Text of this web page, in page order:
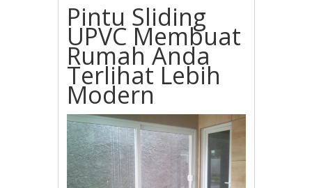
Pintu Sliding
UPVC Membuat
Rumah Anda
Terlihat Lebih
Modern